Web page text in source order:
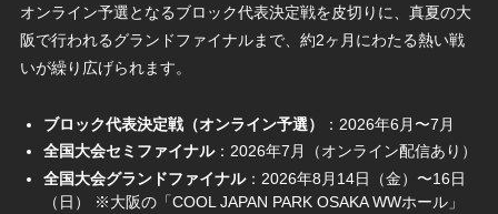
オンライン予選となるブロック代表決定戦を皮切りに、真夏の大
阪で行われるグランドファイナルまで、約2ヶ月にわたる熱い戦
いが繰り広げられます。
ブロック代表決定戦（オンライン予選）
：2026年6月〜7月
全国大会セミファイナル：2026年7月（オンライン配信あり）
全国大会グランドファイナル：2026年8月14日（金）〜16日
（日） ※大阪の「COOL JAPAN PARK OSAKA WWホール」